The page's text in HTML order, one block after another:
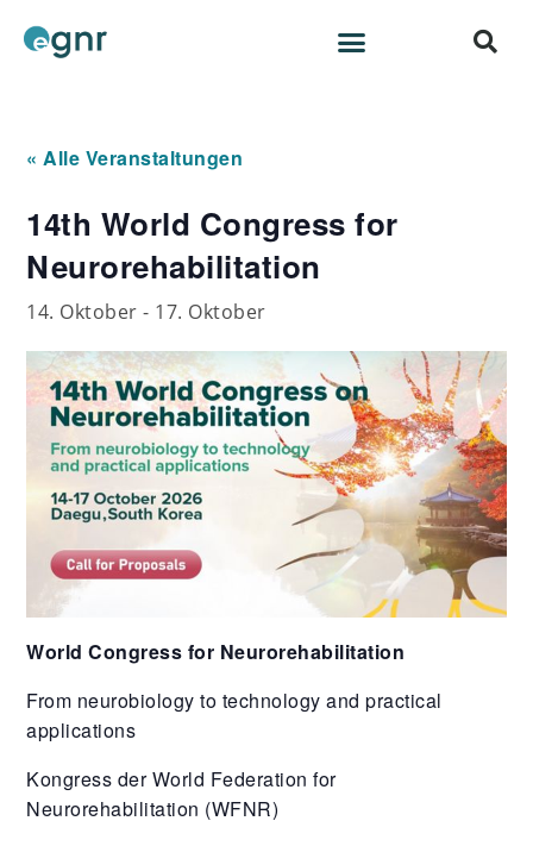
« Alle Veranstaltungen
14th World Congress for
Neurorehabilitation
14. Oktober - 17. Oktober
World Congress for Neurorehabilitation
From neurobiology to technology and practical
applications
Kongress der World Federation for
Neurorehabilitation (WFNR)